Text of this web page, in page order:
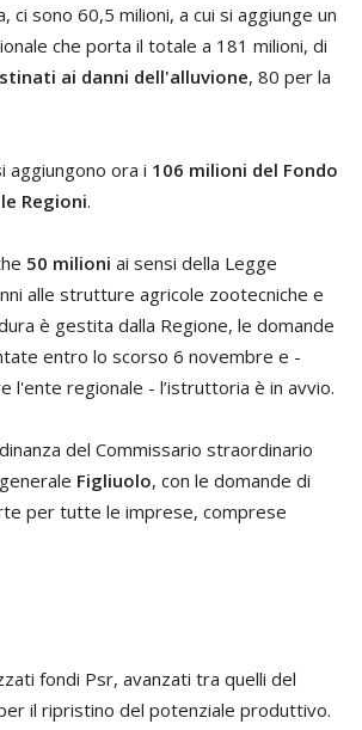
ci sono 60,5 milioni, a cui si aggiunge un
che porta il totale a 181 milioni, di
ai danni dell'alluvione, 80 per la
aggiungono ora i 106 milioni del Fondo
Regioni.
50 milioni ai sensi della Legge
alle strutture agricole zootecniche e
è gestita dalla Regione, le domande
entro lo scorso 6 novembre e -
l'ente regionale - l’istruttoria è in avvio.
del Commissario straordinario
Figliuolo, con le domande di
per tutte le imprese, comprese
fondi Psr, avanzati tra quelli del
il ripristino del potenziale produttivo.